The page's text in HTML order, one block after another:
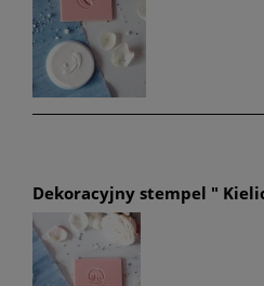
Dekoracyjny stempel "